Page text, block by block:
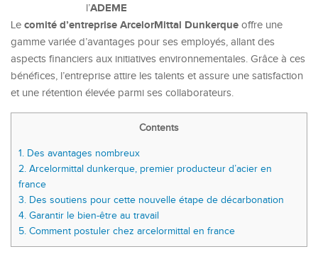
l’ADEME
Le comité d’entreprise ArcelorMittal Dunkerque offre une
gamme variée d’avantages pour ses employés, allant des
aspects financiers aux initiatives environnementales. Grâce à ces
bénéfices, l’entreprise attire les talents et assure une satisfaction
et une rétention élevée parmi ses collaborateurs.
Contents
1. Des avantages nombreux
2. Arcelormittal dunkerque, premier producteur d’acier en
france
3. Des soutiens pour cette nouvelle étape de décarbonation
4. Garantir le bien-être au travail
5. Comment postuler chez arcelormittal en france